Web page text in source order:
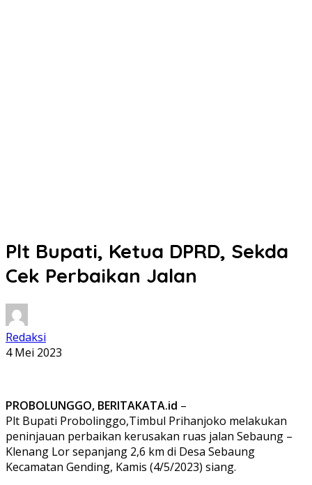
Plt Bupati, Ketua DPRD, Sekda
Cek Perbaikan Jalan
Redaksi
4 Mei 2023
PROBOLUNGGO, BERITAKATA.id –
Plt Bupati Probolinggo,Timbul Prihanjoko melakukan
peninjauan perbaikan kerusakan ruas jalan Sebaung –
Klenang Lor sepanjang 2,6 km di Desa Sebaung
Kecamatan Gending, Kamis (4/5/2023) siang.